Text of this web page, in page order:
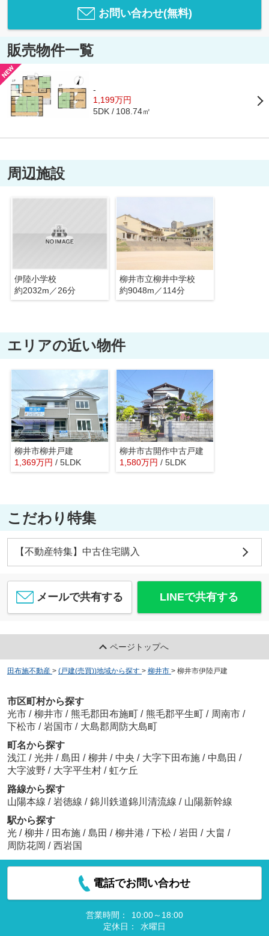
お問い合わせ(無料)
販売物件一覧
-
1,199万円
5DK 108.74㎡
周辺施設
伊陸小学校
約2032m／26分
柳井市立柳井中学校
約9048m／114分
エリアの近い物件
柳井市柳井戸建
1,369万円 / 5LDK
柳井市古開作中古戸建
1,580万円 / 5LDK
こだわり特集
【不動産特集】中古住宅購入
メールで共有する LINEで共有する
ページトップへ
田布施不動産 > (戸建(売買))地域から探す > 柳井市 > 柳井市伊陸戸建
市区町村から探す
光市 / 柳井市 / 熊毛郡田布施町 / 熊毛郡平生町 / 周南市 /
下松市 / 岩国市 / 大島郡周防大島町
町名から探す
浅江 / 光井 / 島田 / 柳井 / 中央 / 大字下田布施 / 中島田 /
大字波野 / 大字平生村 / 虹ケ丘
路線から探す
山陽本線 / 岩徳線 / 錦川鉄道錦川清流線 / 山陽新幹線
駅から探す
光 / 柳井 / 田布施 / 島田 / 柳井港 / 下松 / 岩田 / 大畠 /
周防花岡 / 西岩国
電話でお問い合わせ
営業時間：
10:00～18:00
定休日：
水曜日